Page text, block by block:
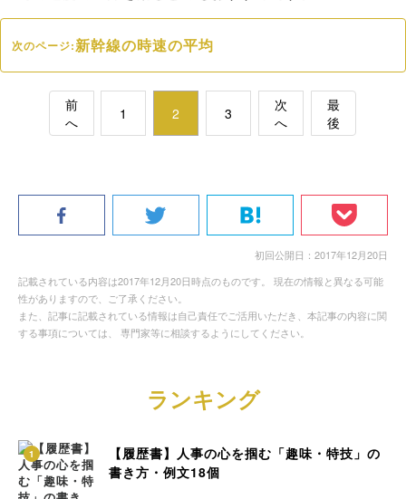
次のページ:新幹線の時速の平均
前
へ
1 2 3
次
へ
最
後
初回公開日：2017年12月20日
記載されている内容は2017年12月20日時点のものです。 現在の情報と異なる可能
性がありますので、ご了承ください。
また、記事に記載されている情報は自己責任でご活用いただき、本記事の内容に関
する事項については、 専門家等に相談するようにしてください。
ランキング
1
【履歴書】人事の心を掴む「趣味・特技」の
書き方・例文18個